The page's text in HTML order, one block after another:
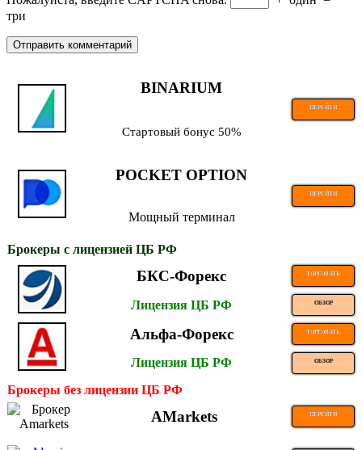
три
BINARIUM
ПЕРЕЙТИ
Стартовый бонус 50%
POCKET OPTION
ПЕРЕЙТИ
Мощный терминал
Брокеры с лицензией ЦБ РФ
БКС-Форекс ТОРГОВАТЬ
Лицензия ЦБ РФ ОБЗОР
Альфа-Форекс ТОРГОВАТЬ
Лицензия ЦБ РФ ОБЗОР
Брокеры без лицензии ЦБ РФ
AMarkets ПЕРЕЙТИ